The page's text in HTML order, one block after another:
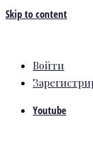
Skip to content
Войти
Youtube